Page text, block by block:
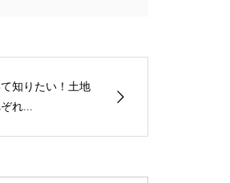
知りたい！土地
れ...